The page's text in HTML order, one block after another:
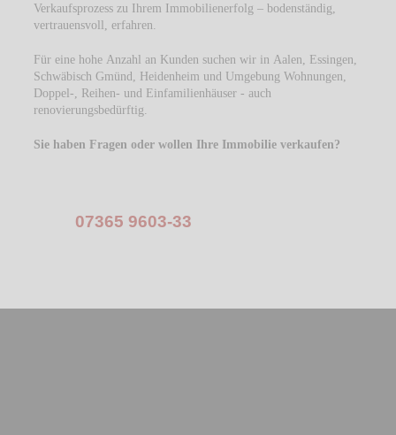
Verkaufsprozess zu Ihrem Immobilienerfolg – bodenständig,
vertrauensvoll, erfahren.
Für eine hohe Anzahl an Kunden suchen wir in Aalen, Essingen,
Schwäbisch Gmünd, Heidenheim und Umgebung Wohnungen,
Doppel-, Reihen- und Einfamilienhäuser - auch
renovierungsbedürftig.
Sie haben Fragen oder wollen Ihre Immobilie verkaufen?
07365 9603-33